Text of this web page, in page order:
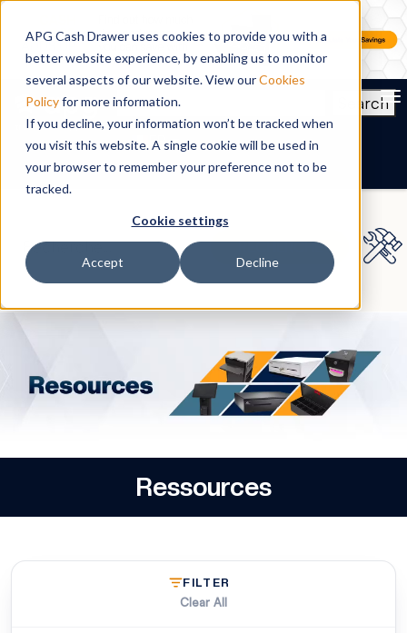
APG Cash Drawer uses cookies to provide you with a
better website experience, by enabling us to monitor
several aspects of our website. View ourCookies
Policyfor more information.
If you decline, your information won’t be tracked when
you visit this website. A single cookie will be used in
your browser to remember your preference not to be
tracked.
Cookie settings
Accept Decline
Search
FR
Ressources
FILTER
Clear All